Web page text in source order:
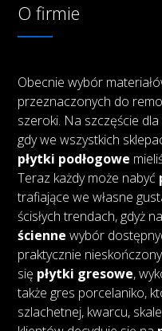
O firmie
Obecnie wybór
przeznaczonych do
szeroki. Na szczęście
gdy we wszystkich
płytki podłogowe
Teraz każdy może nabyć
trafiające we własne
ścisłych trendach, gdyż
ścienne wybór
praktycznie
się płytki gresowe,
także gres porcelaniko,
szlachetnej, kwarcu,